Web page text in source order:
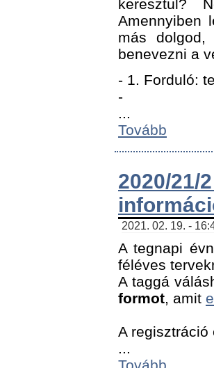
keresztül?
Amennyiben
más
benevezni a
- 1. Forduló:
-
...
Tovább
2020/
2021. 02. 19. -
A tegnapi
féléves
A taggá
formot, amit
A
...